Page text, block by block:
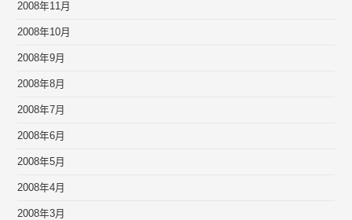
2008年11月
2008年10月
2008年9月
2008年8月
2008年7月
2008年6月
2008年5月
2008年4月
2008年3月